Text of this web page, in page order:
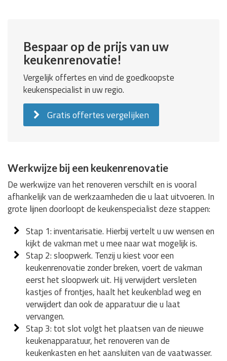
Bespaar op de prijs van uw
keukenrenovatie!
Vergelijk offertes en vind de goedkoopste
keukenspecialist in uw regio.
Gratis offertes vergelijken
Werkwijze bij een keukenrenovatie
De werkwijze van het renoveren verschilt en is vooral
afhankelijk van de werkzaamheden die u laat uitvoeren. In
grote lijnen doorloopt de keukenspecialist deze stappen:
Stap 1: inventarisatie. Hierbij vertelt u uw wensen en
kijkt de vakman met u mee naar wat mogelijk is.
Stap 2: sloopwerk. Tenzij u kiest voor een
keukenrenovatie zonder breken, voert de vakman
eerst het sloopwerk uit. Hij verwijdert versleten
kastjes of frontjes, haalt het keukenblad weg en
verwijdert dan ook de apparatuur die u laat
vervangen.
Stap 3: tot slot volgt het plaatsen van de nieuwe
keukenapparatuur, het renoveren van de
keukenkasten en het aansluiten van de vaatwasser.